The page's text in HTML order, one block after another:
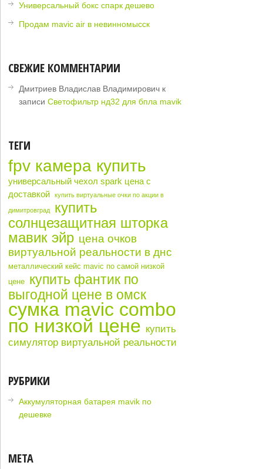
Универсальный бокс спарк дешево
Продам mavic air в невинномысск
СВЕЖИЕ КОММЕНТАРИИ
Дмитриев Владислав Владимирович к
записиСветофильтр нд32 для бпла mavik
ТЕГИ
fpv камера купить
универсальный чехол spark цена с
доставкой
купить виртуальные очки по акции в
димитровград
купить
солнцезащитная шторка
мавик эйр цена очков
виртуальной реальности в днс
металлический кейс mavic по самой низкой
цене купить фантик по
выгодной цене в омск
сумка mavic combo
по низкой цене купить
симулятор виртуальной реальности
РУБРИКИ
Аккумуляторная батарея mavik по
дешевке
МЕТА